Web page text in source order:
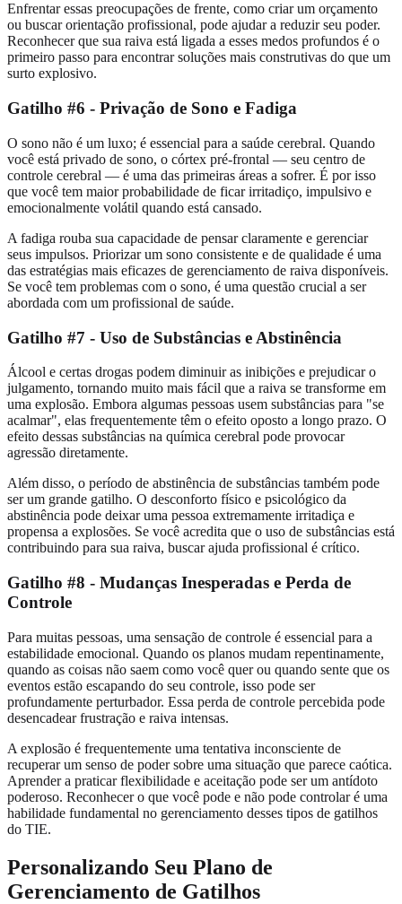
Enfrentar essas preocupações de frente, como criar um orçamento
ou buscar orientação profissional, pode ajudar a reduzir seu poder.
Reconhecer que sua raiva está ligada a esses medos profundos é o
primeiro passo para encontrar soluções mais construtivas do que um
surto explosivo.
Gatilho #6 - Privação de Sono e Fadiga
O sono não é um luxo; é essencial para a saúde cerebral. Quando
você está privado de sono, o córtex pré-frontal — seu centro de
controle cerebral — é uma das primeiras áreas a sofrer. É por isso
que você tem maior probabilidade de ficar irritadiço, impulsivo e
emocionalmente volátil quando está cansado.
A fadiga rouba sua capacidade de pensar claramente e gerenciar
seus impulsos. Priorizar um sono consistente e de qualidade é uma
das estratégias mais eficazes de gerenciamento de raiva disponíveis.
Se você tem problemas com o sono, é uma questão crucial a ser
abordada com um profissional de saúde.
Gatilho #7 - Uso de Substâncias e Abstinência
Álcool e certas drogas podem diminuir as inibições e prejudicar o
julgamento, tornando muito mais fácil que a raiva se transforme em
uma explosão. Embora algumas pessoas usem substâncias para "se
acalmar", elas frequentemente têm o efeito oposto a longo prazo. O
efeito dessas substâncias na química cerebral pode provocar
agressão diretamente.
Além disso, o período de abstinência de substâncias também pode
ser um grande gatilho. O desconforto físico e psicológico da
abstinência pode deixar uma pessoa extremamente irritadiça e
propensa a explosões. Se você acredita que o uso de substâncias está
contribuindo para sua raiva, buscar ajuda profissional é crítico.
Gatilho #8 - Mudanças Inesperadas e Perda de
Controle
Para muitas pessoas, uma sensação de controle é essencial para a
estabilidade emocional. Quando os planos mudam repentinamente,
quando as coisas não saem como você quer ou quando sente que os
eventos estão escapando do seu controle, isso pode ser
profundamente perturbador. Essa perda de controle percebida pode
desencadear frustração e raiva intensas.
A explosão é frequentemente uma tentativa inconsciente de
recuperar um senso de poder sobre uma situação que parece caótica.
Aprender a praticar flexibilidade e aceitação pode ser um antídoto
poderoso. Reconhecer o que você pode e não pode controlar é uma
habilidade fundamental no gerenciamento desses tipos de gatilhos
do TIE.
Personalizando Seu Plano de
Gerenciamento de Gatilhos